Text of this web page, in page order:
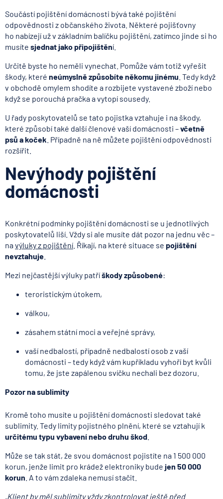
Součástí pojištění domácnosti bývá také pojištění
odpovědnosti z občanského života. Některé pojišťovny
ho nabízejí už v základním balíčku pojištění, zatímco jinde si ho
musíte sjednat jako připojištění.
Určitě byste ho neměli vynechat. Pomůže vám totiž vyřešit
škody, které neúmyslně způsobíte někomu jinému. Tedy když
v obchodě omylem shodíte a rozbijete vystavené zboží nebo
když se porouchá pračka a vytopí sousedy.
U řady poskytovatelů se tato pojistka vztahuje i na škody,
které způsobí také další členové vaší domácnosti –včetně
psů a koček. Případně na ně můžete pojištění odpovědnosti
rozšířit.
Nevýhody pojištění
domácnosti
Konkrétní podmínky pojištění domácnosti se u jednotlivých
poskytovatelů liší. Vždy si ale musíte dát pozor na jednu věc –
na výluky z pojištění. Říkají, na které situace se pojištění
nevztahuje.
Mezi nejčastější výluky patříškody způsobené:
teroristickým útokem,
válkou,
zásahem státní moci a veřejné správy,
vaší nedbalostí, případně nedbalostí osob z vaší
domácnosti – tedy když vám kupříkladu vyhoří byt kvůli
tomu, že jste zapálenou svíčku nechali bez dozoru.
Pozor na sublimity
Kromě toho musíte u pojištění domácnosti sledovat také
sublimity. Tedy limity pojistného plnění, které se vztahují k
určitému typu vybavení nebo druhu škod.
Může se tak stát, že svou domácnost pojistíte na 1 500 000
korun, jenže limit pro krádež elektroniky budejen 50 000
korun. A to vám zdaleka nemusí stačit.